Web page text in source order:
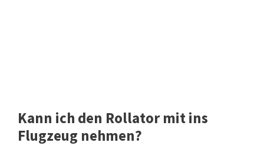
Kann ich den Rollator mit ins
Flugzeug nehmen?